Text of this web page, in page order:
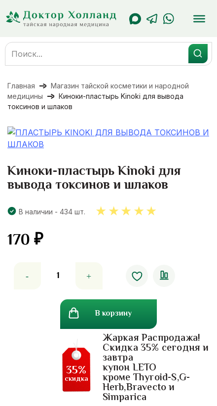
содержанию
Search
for:
Главная
Магазин тайской косметики и народной
медицины
Киноки-пластырь Kinoki для вывода
токсинов и шлаков
Киноки-пластырь Kinoki для
вывода токсинов и шлаков
В наличии - 434 шт.
170₽
товара
В корзину
Жаркая Распродажа!
Скидка 35% сегодня и
завтра
купон LETO
кроме Thyroid-S,G-
Herb,Bravecto и
Simparica
35%
скидка